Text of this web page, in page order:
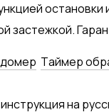
остановки
застежкой.
Tаймер
на